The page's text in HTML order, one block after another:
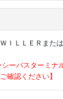
ＩＬＬＥＲまた
ーバスターミナ
確認ください】